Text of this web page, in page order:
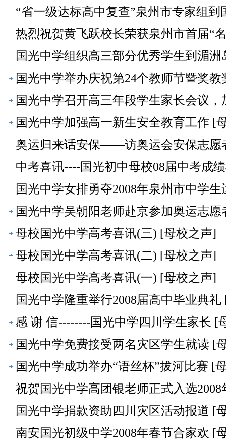
“省一级达标高中复查”泉州市专家组
热烈祝贺黄飞跃校长荣获泉州市首届“
国光中学组织高三部分优秀学生到湄
国光中学举办庆祝第24个教师节暨奖
国光中学召开高三年段学生家长会议
国光中学加强高一新生安全教育工作 [
奥运归来话安保——访奥运会安保志愿
中考喜讯----国光初中母校08届中考成
国光中学女排勇夺2008年泉州市中学
国光中学吴朝阳老师赴京参加奥运志
母校国光中学高考喜讯(三) [母校之声]
母校国光中学高考喜讯(二) [母校之声]
母校国光中学高考喜讯(一) [母校之声]
国光中学隆重举行2008届高中毕业典
感 谢 信--------国光中学四川学生家长 [
国光中学免费接受两名灾区学生就读 [
国光中学成功举办“语丝杯”拔河比赛 [
祝贺国光中学高团银老师正式入选
国光中学捐款资助四川灾区活动报道 [
南安国光初级中学2008年春节合家欢 [